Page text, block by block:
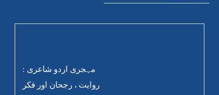
مہجری اردو شاعری :
روایت ، رجحان اور فکر